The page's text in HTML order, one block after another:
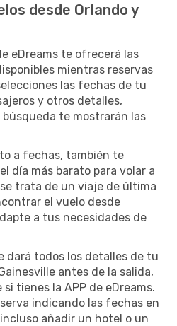
desde Orlando y
eDreams te ofrecerá las
mientras reservas
las fechas de tu
y otros detalles,
te mostrarán las
a fechas, también te
día más barato para volar a
trata de un viaje de última
el vuelo desde
a tus necesidades de
dará todos los detalles de tu
antes de la salida,
tienes la APP de eDreams.
indicando las fechas en
añadir un hotel o un